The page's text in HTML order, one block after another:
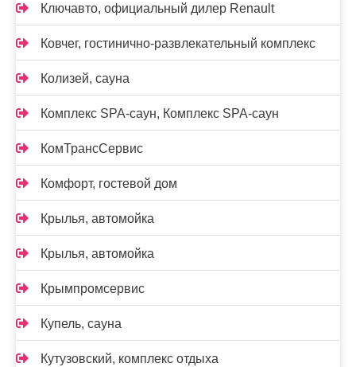
Ключавто, официальный дилер Renault
Ковчег, гостинично-развлекательный комплекс
Колизей, сауна
Комплекс SPA-саун, Комплекс SPA-саун
КомТрансСервис
Комфорт, гостевой дом
Крылья, автомойка
Крылья, автомойка
Крымпромсервис
Купель, сауна
Кутузовский, комплекс отдыха